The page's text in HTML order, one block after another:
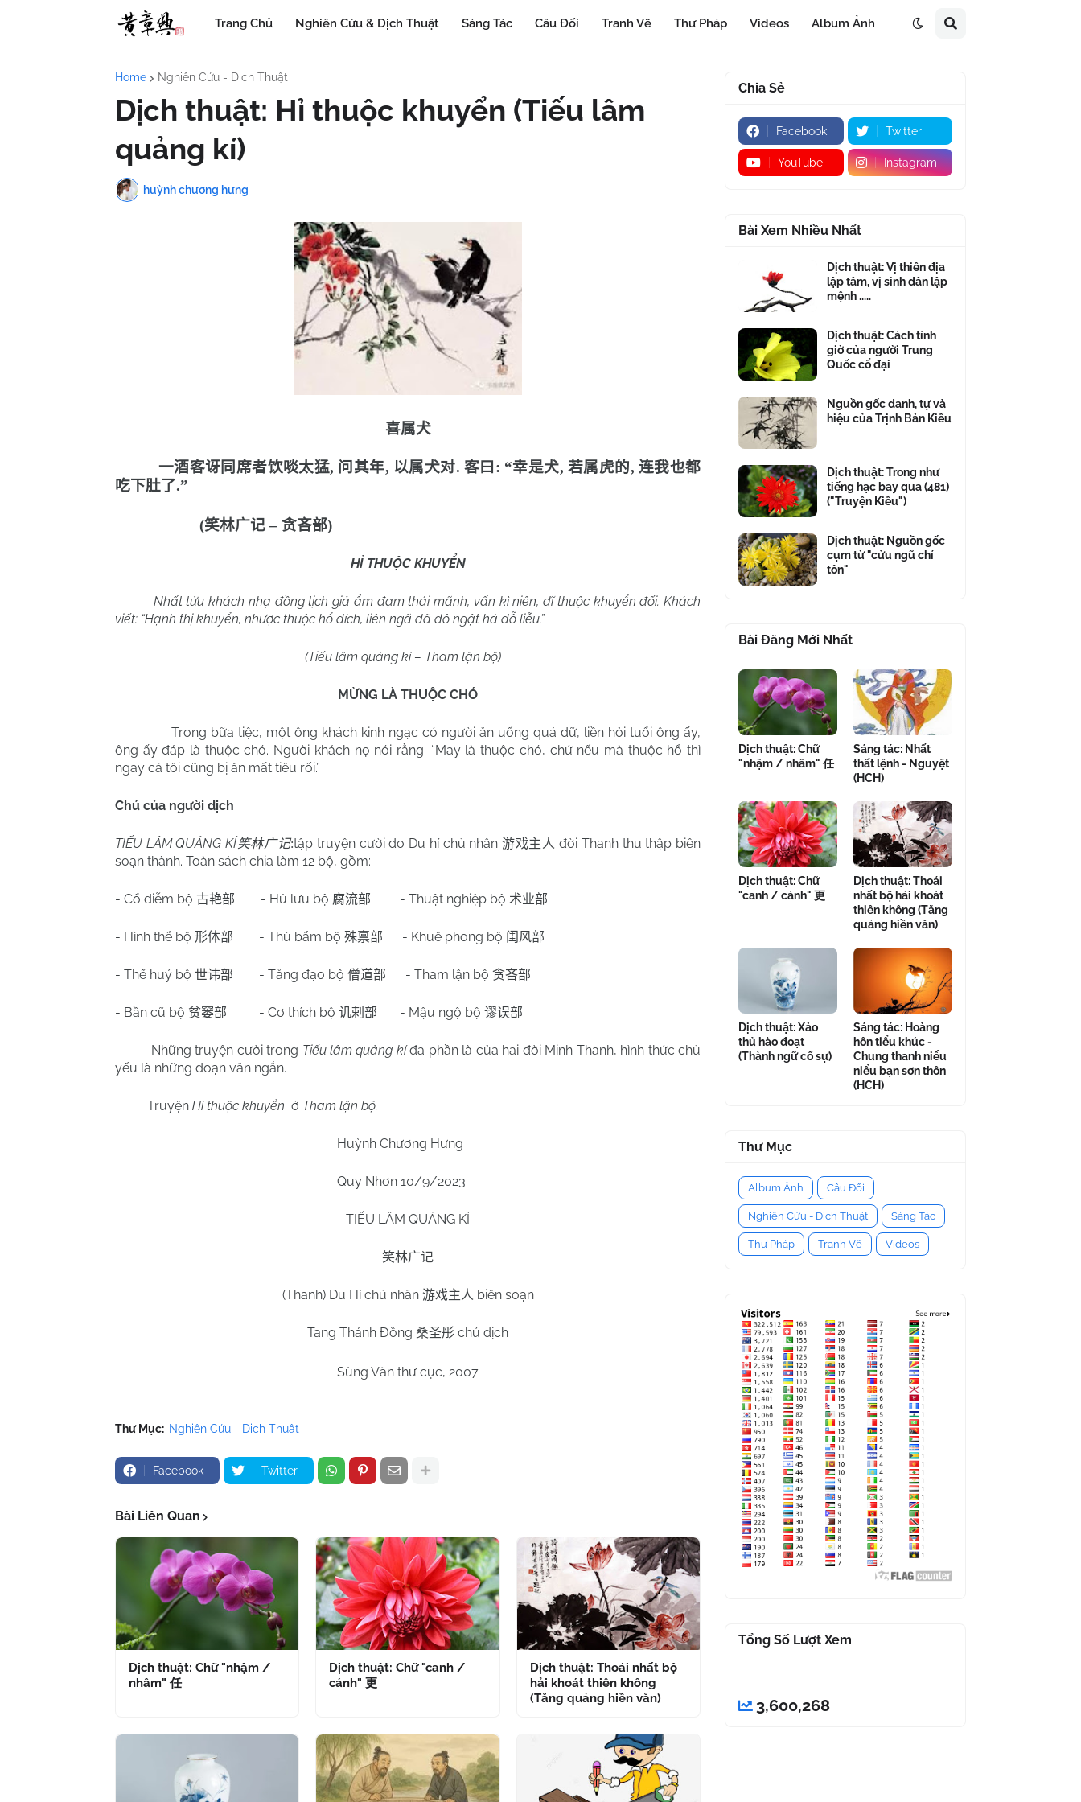
Trang Chủ Nghiên Cứu & Dịch Thuật Sáng Tác Câu Đối Tranh Vẽ Thư Pháp Videos Album Ảnh
Home Nghiên Cứu - Dịch Thuật
Dịch thuật: Hỉ thuộc khuyển (Tiếu lâm
quảng kí)
huỳnh chương hưng
喜属犬
一酒客讶同席者饮啖太猛, 问其年, 以属犬对. 客曰 : “幸是犬,若属虎的, 连我也都
吃下肚了.”
(笑林广记– 贪吝部)
HỈ THUỘC KHUYỂN
Nhất tửu khách nhạ đồng tịch giả ẩm đạm thái mãnh, vấn kì niên, dĩ thuộc khuyển đối. Khách
viết: “Hạnh thị khuyển, nhược thuộc hổ đích, liên ngã dã đô ngật há đỗ liễu.”
(Tiếu lâm quảng kí – Tham lận bộ)
MỪNG LÀ THUỘC CHÓ
Trong bữa tiệc, một ông khách kinh ngạc có người ăn uống quá dữ, liền hỏi tuổi ông ấy,
ông ấy đáp là thuộc chó. Người khách nọ nói rằng: “May là thuộc chó, chứ nếu mà thuộc hổ thì
ngay cả tôi cũng bị ăn mất tiêu rối.”
Chú của người dịch
TIẾU LÂM QUẢNG KÍ笑林广记:tập truyện cười do Du hí chủ nhân 游戏主人 đời Thanh thu thập biên
soạn thành. Toàn sách chia làm 12 bộ, gồm:
- Cổ diễm bộ 古艳部 - Hủ lưu bộ 腐流部 - Thuật nghiệp bộ 术业部
- Hình thể bộ 形体部 - Thù bẩm bộ 殊禀部 - Khuê phong bộ 闺风部
- Thế huý bộ 世讳部 - Tăng đạo bộ 僧道部 - Tham lận bộ 贪吝部
- Bần cũ bộ 贫窭部 - Cơ thích bộ 讥剌部 - Mậu ngộ bộ 谬误部
Những truyện cười trong Tiếu lâm quảng kíđa phần là của hai đời Minh Thanh, hình thức chủ
yếu là những đoạn văn ngắn.
Truyện Hỉ thuộc khuyển ở Tham lận bộ.
Huỳnh Chương Hưng
Quy Nhơn 10/9/2023
TIẾU LÂM QUẢNG KÍ
笑林广记
(Thanh) Du Hí chủ nhân 游戏主人 biên soạn
Tang Thánh Đồng 桑圣彤 chú dịch
Sùng Văn thư cục, 2007
Thư Mục: Nghiên Cứu - Dịch Thuật
Facebook Twitter
Bài Liên Quan
Dịch thuật: Chữ "nhậm /
nhâm" 任
Dịch thuật: Chữ "canh /
cánh" 更
Dịch thuật: Thoái nhất bộ
hải khoát thiên không
(Tăng quảng hiền văn)
Chia Sẻ
Facebook Twitter
YouTube Instagram
Bài Xem Nhiều Nhất
Dịch thuật: Vị thiên địa
lập tâm, vị sinh dân lập
mệnh .....
Dịch thuật: Cách tính
giờ của người Trung
Quốc cổ đại
Nguồn gốc danh, tự và
hiệu của Trịnh Bản Kiều
Dịch thuật: Trong như
tiếng hạc bay qua (481)
("Truyện Kiều")
Dịch thuật: Nguồn gốc
cụm từ "cửu ngũ chí
tôn"
Bài Đăng Mới Nhất
Dịch thuật: Chữ
"nhậm / nhâm" 任
Sáng tác: Nhất
thất lệnh - Nguyệt
(HCH)
Dịch thuật: Chữ
"canh / cánh" 更
Dịch thuật: Thoái
nhất bộ hải khoát
thiên không (Tăng
quảng hiền văn)
Dịch thuật: Xảo
thủ hào đoạt
(Thành ngữ cố sự)
Sáng tác: Hoàng
hôn tiểu khúc -
Chung thanh niểu
niểu bạn sơn thôn
(HCH)
Thư Mục
Album Ảnh Câu Đối
Nghiên Cứu - Dịch Thuật Sáng Tác
Thư Pháp Tranh Vẽ Videos
Tổng Số Lượt Xem
3,600,268